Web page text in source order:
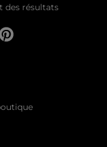
des résultats